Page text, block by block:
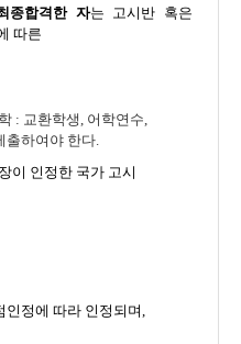
종합격한 자는 고시반 혹은
따른
: 교환학생, 어학연수,
출하여야 한다.
이 인정한 국가 고시
인정에 따라 인정되며,